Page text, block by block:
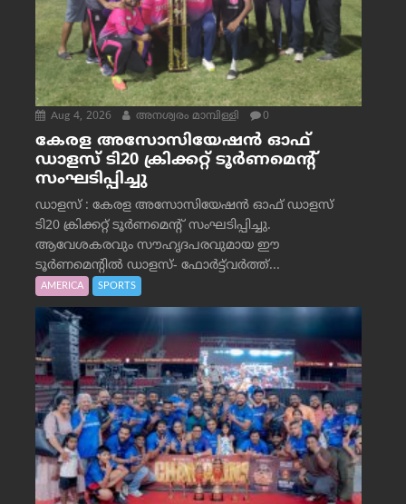
Aug 4, 2026 അനശ്വരം മാമ്പിള്ളി 0
കേരള അസോസിയേഷൻ ഓഫ്
ഡാളസ് ടി20 ക്രിക്കറ്റ് ടൂർണമെന്റ്
സംഘടിപ്പിച്ചു
ഡാളസ് : കേരള അസോസിയേഷൻ ഓഫ് ഡാളസ്
ടി20 ക്രിക്കറ്റ് ടൂർണമെന്റ് സംഘടിപ്പിച്ചു.
ആവേശകരവും സൗഹൃദപരവുമായ ഈ
ടൂർണമെന്റിൽ ഡാളസ്- ഫോർട്ട്‌വര്‍ത്ത്...
AMERICA SPORTS